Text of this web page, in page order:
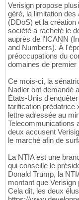
Verisign propose
géré, la limitation
(DDoS) et la
société a racheté le
auprès de l'ICANN
and Numbers). À
préoccupations du
domaines de premier
Ce mois-ci, la
Nadler ont demandé
États-Unis
tarification prédatrice
lettre adressée au
Telecommunications
deux accusent
le marché afin de
La NTIA est une
qui conseille le
Donald Trump, la
montant que
Cela dit, les deux